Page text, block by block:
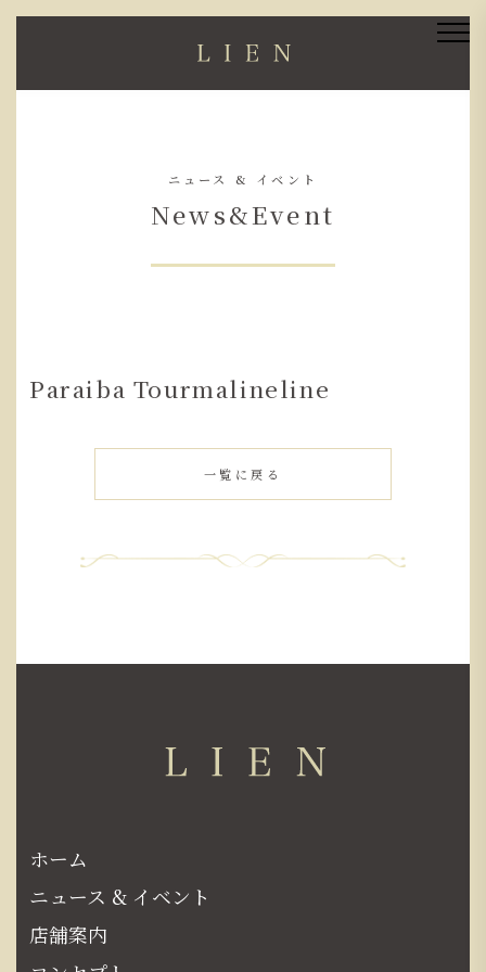
ニュース & イベント
News&Event
Paraiba Tourmalineline
一覧に戻る
ホーム
ニュース & イベント
店舗案内